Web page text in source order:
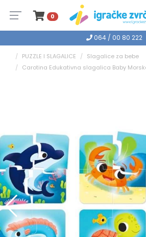
0
064 / 00 80 222
PUZZLE I SLAGALICE
Slagalice za bebe
Carotina Edukativna slagalica Baby